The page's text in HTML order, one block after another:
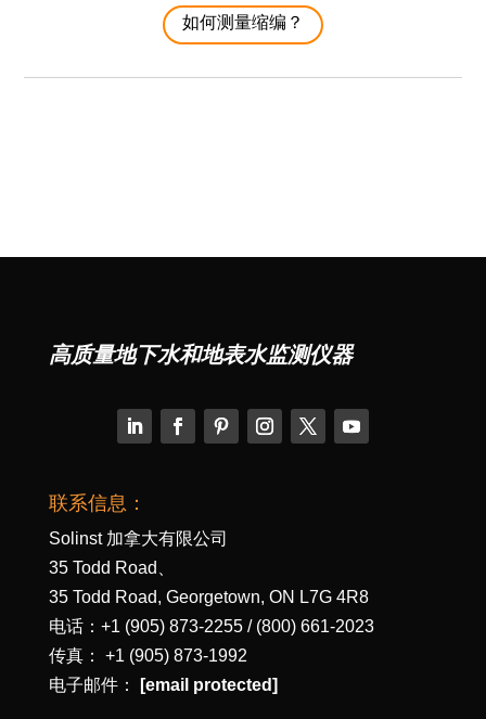
如何测量缩编？
高质量地下水和地表水监测仪器
联系信息：
Solinst 加拿大有限公司
35 Todd Road、
35 Todd Road, Georgetown, ON L7G 4R8
电话：+1 (905) 873-2255 / (800) 661-2023
传真： +1 (905) 873-1992
电子邮件：
[email protected]